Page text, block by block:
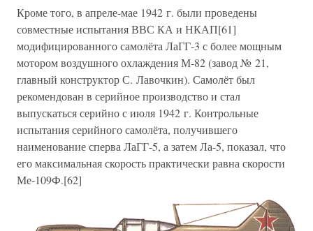
Кроме того, в апреле-мае 1942 г. были проведены
совместные испытания ВВС КА и НКАП[61]
модифицированного самолёта ЛаГГ-3 с более мощным
мотором воздушного охлаждения М-82 (завод № 21,
главный конструктор С. Лавочкин). Самолёт был
рекомендован в серийное производство и стал
выпускаться серийно с июля 1942 г. Контрольные
испытания серийного самолёта, получившего
наименование сперва ЛаГГ-5, а затем Ла-5, показал, что
его максимальная скорость практически равна скорости
Ме-109Ф.[62]